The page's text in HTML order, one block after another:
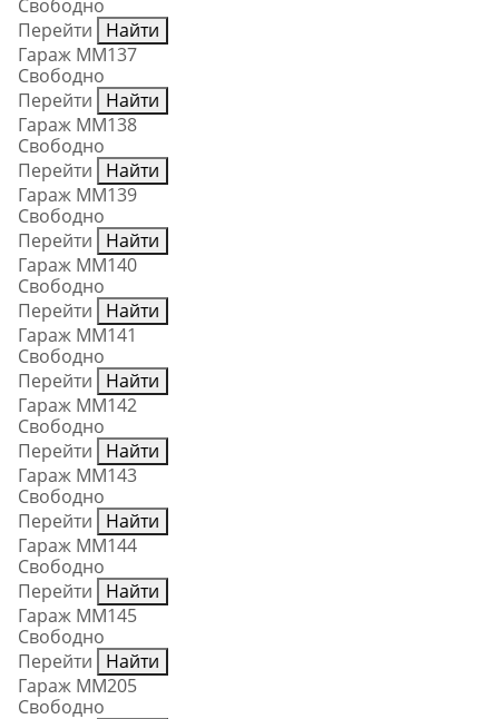
Свободно
Перейти
Найти
Гараж ММ137
Свободно
Перейти
Найти
Гараж ММ138
Свободно
Перейти
Найти
Гараж ММ139
Свободно
Перейти
Найти
Гараж ММ140
Свободно
Перейти
Найти
Гараж ММ141
Свободно
Перейти
Найти
Гараж ММ142
Свободно
Перейти
Найти
Гараж ММ143
Свободно
Перейти
Найти
Гараж ММ144
Свободно
Перейти
Найти
Гараж ММ145
Свободно
Перейти
Найти
Гараж ММ205
Свободно